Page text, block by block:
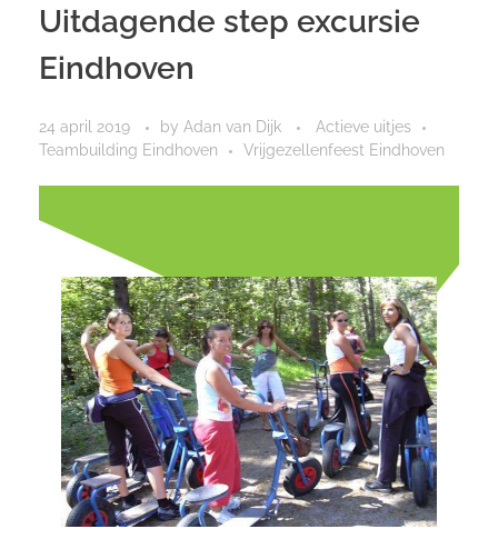
Uitdagende step excursie
Eindhoven
24 april 2019 by Adan van Dijk
Actieve uitjes
Teambuilding Eindhoven
Vrijgezellenfeest Eindhoven